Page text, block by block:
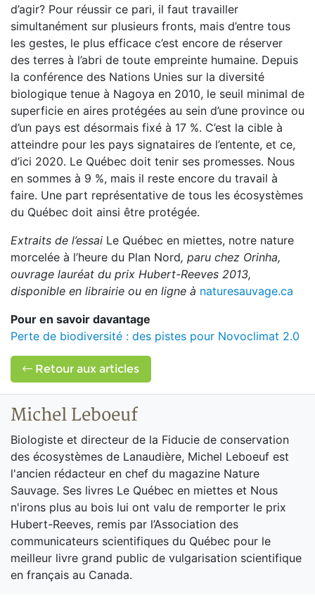
d’agir? Pour réussir ce pari, il faut travailler
simultanément sur plusieurs fronts, mais d’entre tous
les gestes, le plus efficace c’est encore de réserver
des terres à l’abri de toute empreinte humaine. Depuis
la conférence des Nations Unies sur la diversité
biologique tenue à Nagoya en 2010, le seuil minimal de
superficie en aires protégées au sein d’une province ou
d’un pays est désormais fixé à 17 %. C’est la cible à
atteindre pour les pays signataires de l’entente, et ce,
d’ici 2020. Le Québec doit tenir ses promesses. Nous
en sommes à 9 %, mais il reste encore du travail à
faire. Une part représentative de tous les écosystèmes
du Québec doit ainsi être protégée.
Extraits de l’essai Le Québec en miettes, notre nature
morcelée à l’heure du Plan Nord, paru chez Orinha,
ouvrage lauréat du prix Hubert-Reeves 2013,
disponible en librairie ou en ligne à naturesauvage.ca
Pour en savoir davantage
Perte de biodiversité : des pistes pour Novoclimat 2.0
Retour aux articles
Michel Leboeuf
Biologiste et directeur de la Fiducie de conservation
des écosystèmes de Lanaudière, Michel Leboeuf est
l'ancien rédacteur en chef du magazine Nature
Sauvage. Ses livres Le Québec en miettes et Nous
n'irons plus au bois lui ont valu de remporter le prix
Hubert-Reeves, remis par l’Association des
communicateurs scientifiques du Québec pour le
meilleur livre grand public de vulgarisation scientifique
en français au Canada.